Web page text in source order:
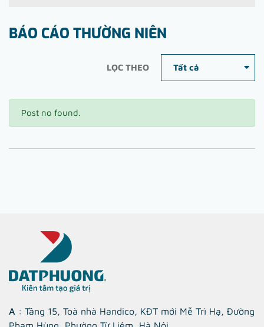
BÁO CÁO THƯỜNG NIÊN
LỌC THEO
Post no found.
A : Tầng 15, Toà nhà Handico, KĐT mới Mễ Trì Hạ, Đường